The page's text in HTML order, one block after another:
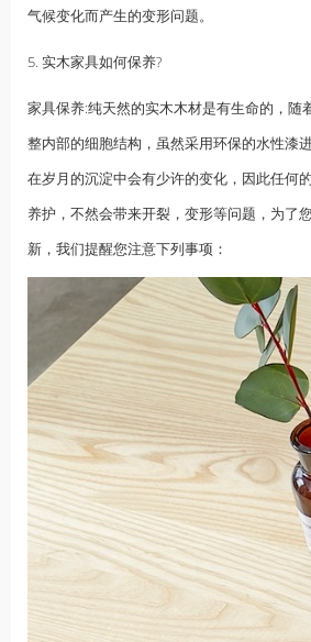
气候变化而产生的变形问题。
5. 实木家具如何保养?
家具保养:纯天然的实木木材是有生命的，随
整内部的细胞结构，虽然采用环保的水性漆
在岁月的沉淀中会有少许的变化，因此任何
养护，不然会带来开裂，变形等问题，为了
新，我们提醒您注意下列事项：